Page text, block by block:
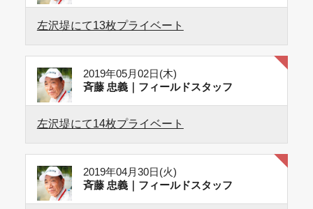
左沢堤にて13枚プライベート
2019年05月02日(木)
斉藤 忠義｜フィールドスタッフ
左沢堤にて14枚プライベート
2019年04月30日(火)
斉藤 忠義｜フィールドスタッフ